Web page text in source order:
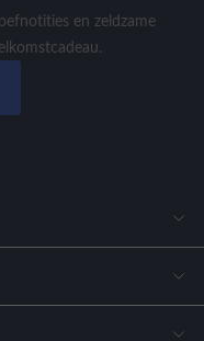
en zeldzame